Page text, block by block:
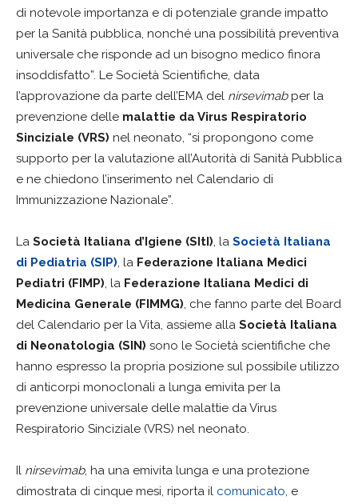
di notevole importanza e di potenziale grande impatto
per la Sanità pubblica, nonché una possibilità preventiva
universale che risponde ad un bisogno medico finora
insoddisfatto”. Le Società Scientifiche, data
l’approvazione da parte dell’EMA del nirsevimabper la
prevenzione delle malattie da Virus Respiratorio
Sinciziale (VRS) nel neonato, “si propongono come
supporto per la valutazione all’Autorità di Sanità Pubblica
e ne chiedono l’inserimento nel Calendario di
Immunizzazione Nazionale”.
La Società Italiana d’Igiene (SItI), la Società Italiana
di Pediatria (SIP), la Federazione Italiana Medici
Pediatri (FIMP), la Federazione Italiana Medici di
Medicina Generale (FIMMG), che fanno parte del Board
del Calendario per la Vita, assieme alla Società Italiana
di Neonatologia (SIN) sono le Società scientifiche che
hanno espresso la propria posizione sul possibile utilizzo
di anticorpi monoclonali a lunga emivita per la
prevenzione universale delle malattie da Virus
Respiratorio Sinciziale (VRS) nel neonato.
Il nirsevimab, ha una emivita lunga e una protezione
dimostrata di cinque mesi, riporta il comunicato, e